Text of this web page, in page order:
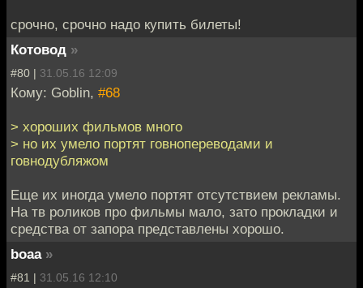
срочно, срочно надо купить билеты!
Котовод »
#80 | 31.05.16 12:09
Кому: Goblin, #68
> хороших фильмов много
> но их умело портят говнопереводами и
говнодубляжом
Еще их иногда умело портят отсутствием рекламы.
На тв роликов про фильмы мало, зато прокладки и
средства от запора представлены хорошо.
boaa »
#81 | 31.05.16 12:10